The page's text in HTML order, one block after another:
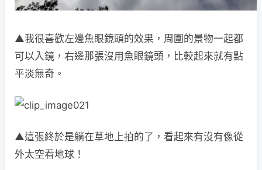
▲我很喜歡左邊魚眼鏡頭的效果，周圍的景物一起都
可以入鏡，右邊那張沒用魚眼鏡頭，比較起來就有點
平淡無奇。
▲這張終於是躺在草地上拍的了，看起來有沒有像從
外太空看地球！